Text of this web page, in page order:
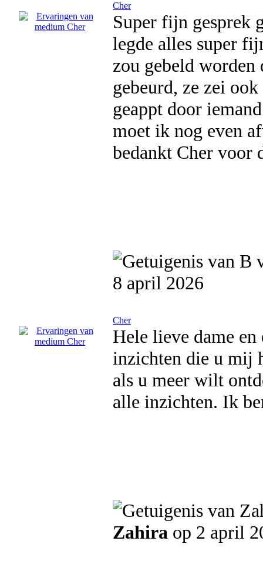
Cher
Super fijn gesprek
legde alles super
zou gebeld worden
gebeurd, ze zei
geappt door
moet ik nog even
bedankt Cher voor
8 april 2026
Cher
Hele lieve dame
inzichten die u mij
als u meer wilt
alle inzichten. Ik
Zahira op 2 april